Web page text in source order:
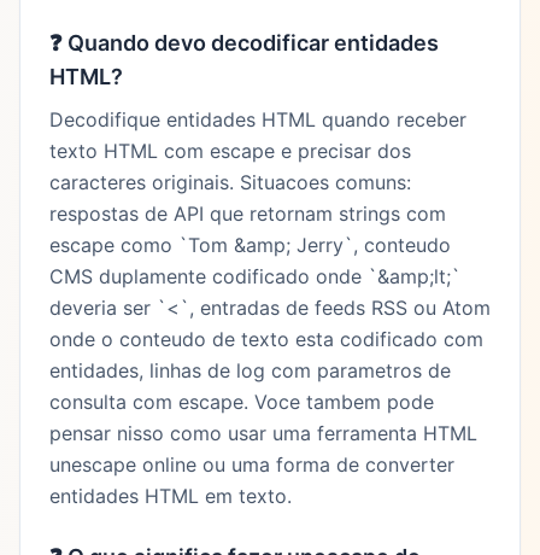
❓ Quando devo decodificar entidades
HTML?
Decodifique entidades HTML quando receber
texto HTML com escape e precisar dos
caracteres originais. Situacoes comuns:
respostas de API que retornam strings com
escape como `Tom &amp; Jerry`, conteudo
CMS duplamente codificado onde `&amp;lt;`
deveria ser `<`, entradas de feeds RSS ou Atom
onde o conteudo de texto esta codificado com
entidades, linhas de log com parametros de
consulta com escape. Voce tambem pode
pensar nisso como usar uma ferramenta HTML
unescape online ou uma forma de converter
entidades HTML em texto.